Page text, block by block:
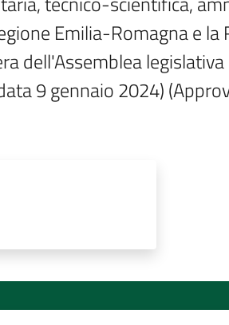
Emilia-Romagna e
dell'Assemblea
9 gennaio 2024)